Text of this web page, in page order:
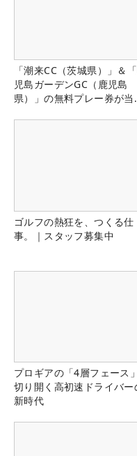
「潮来CC（茨城県）」＆
児島ガーデンGC（鹿児島
県）」の無料プレー券が当
ゴルフの熱狂を、つくる仕
事。｜スタッフ募集中
プロギアの「4層フェース
切り開く高初速ドライバー
新時代